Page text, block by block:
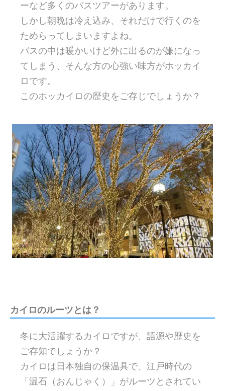
ーなど多くのバスツアーがあります。
しかし朝晩は冷え込み、それだけで行くのを
ためらってしまいますよね。
バスの中は暖かいけど外に出るのが嫌になっ
てしまう、そんな方の心強い味方がホッカイ
ロです。
このホッカイロの歴史をご存じでしょうか？
カイロのルーツとは？
冬に大活躍するカイロですが、語源や歴史を
ご存知でしょうか？
カイロは日本独自の保温具で、江戸時代の
「温石（おんじゃく）」がルーツとされてい